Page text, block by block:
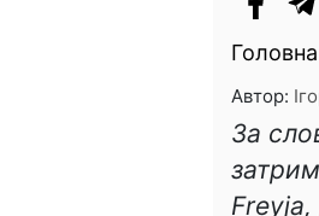
Головна
Автор:
За